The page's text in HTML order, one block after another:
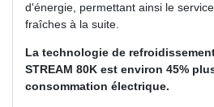
d'énergie, permettant ainsi le
fraîches à la suite.
La technologie de
STREAM 80K est environ 45%
consommation électrique.